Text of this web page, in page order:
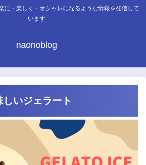
に・楽しく・オシャレになるような情報を発信して
います
naonoblog
いジェラート